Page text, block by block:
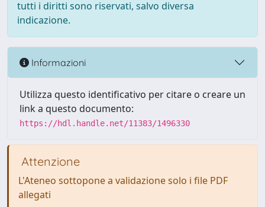
tutti i diritti sono riservati, salvo diversa
indicazione.
Informazioni
Utilizza questo identificativo per citare o creare un
link a questo documento:
https://hdl.handle.net/11383/1496330
Attenzione
L'Ateneo sottopone a validazione solo i file PDF
allegati